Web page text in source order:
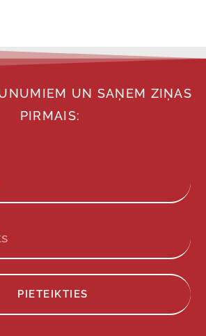
UN SAŅEM ZIŅAS
PIRMAIS:
PIETEIKTIES